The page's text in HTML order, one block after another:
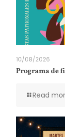
10/08/2026
Programa de
Read